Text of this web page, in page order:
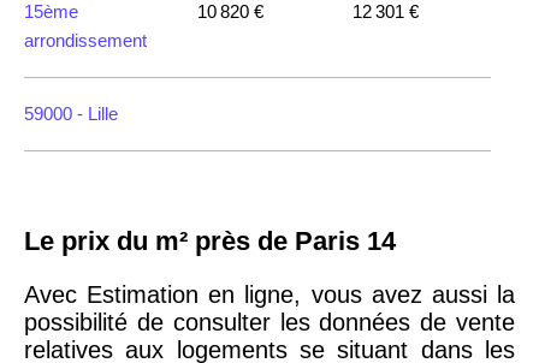
15ème
arrondissement
10 820 € 12 301 €
59000 - Lille
75018 -
18ème
arrondissement
10 114 € 11 322 €
Le prix du m² près de Paris 14
Avec Estimation en ligne, vous avez aussi la
possibilité de consulter les données de vente
relatives aux logements se situant dans les